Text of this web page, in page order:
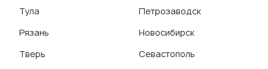
Тула
Рязань
Тверь
Петрозаводск
Новосибирск
Севастополь